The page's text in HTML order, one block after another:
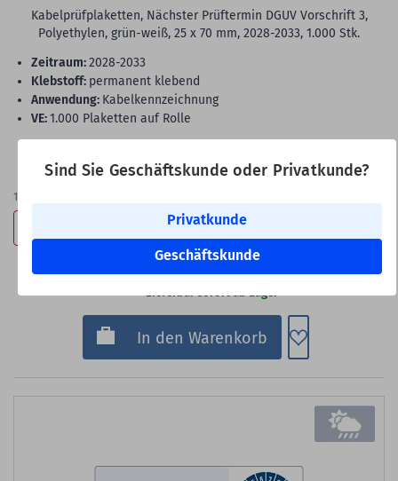
Sind Sie Geschäftskunde oder Privatkunde?
Privatkunde
Geschäftskunde
Kabelprüfplaketten, Nächster Prüftermin DGUV Vorschrift 3,
Polyethylen, grün-weiß, 25 x 70 mm, 2028-2033, 1.000 Stk.
Zeitraum:2028-2033
Klebstoff: permanent klebend
Anwendung: Kabelkennzeichnung
VE:1.000 Plaketten auf Rolle
28,99 €
1.000
Bester Staffelpreis
Lieferbar sofort ab Lager
In den Warenkorb Zum